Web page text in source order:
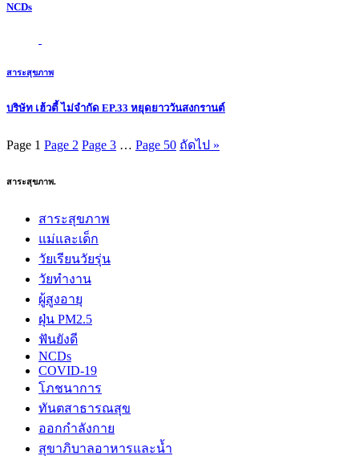
NCDs
สาระสุขภาพ
บริษัท เฮ้วตี้ ไม่จำกัด EP.33 หยุดยาววันสงกรานต์
Page 1 Page 2 Page 3 … Page 50 ถัดไป »
สาระสุขภาพ.
สาระสุขภาพ
แม่และเด็ก
วัยเรียนวัยรุ่น
วัยทำงาน
ผู้สูงอายุ
ฝุ่น PM2.5
ฟันยังดี
NCDs
COVID-19
โภชนาการ
ทันตสาธารณสุข
ออกกำลังกาย
สุขาภิบาลอาหารและน้ำ